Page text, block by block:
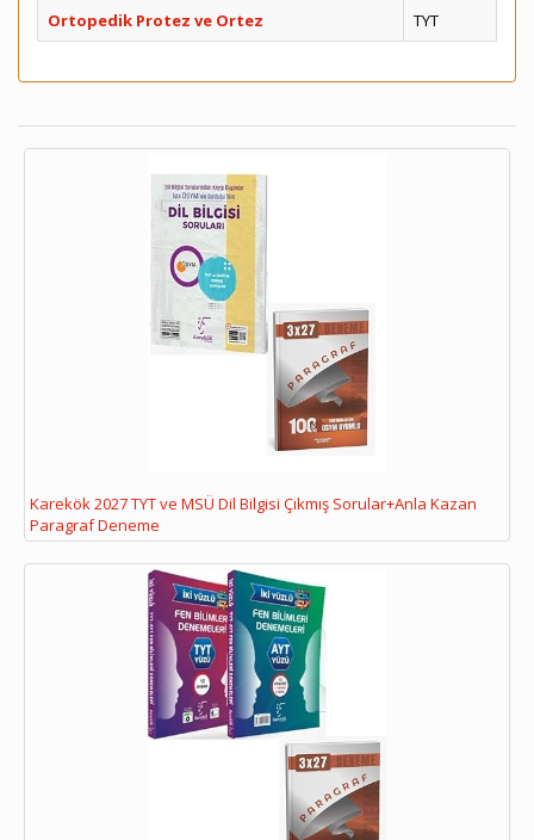
Ortopedik Protez ve Ortez TYT
Karekök 2027 TYT ve MSÜ Dil Bilgisi Çıkmış Sorular+Anla Kazan
Paragraf Deneme